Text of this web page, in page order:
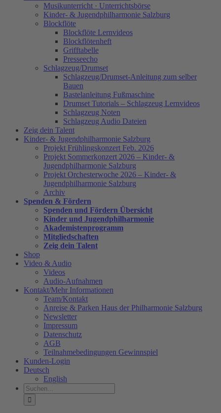
Musikunterricht · Unterrichtsbörse
Kinder- & Jugendphilharmonie Salzburg
Blockflöte
Blockflöte Lernvideos
Blockflötenheft
Grifftabelle
Presseecho
Schlagzeug/Drumset
Schlagzeug/Drumset-Anleitung zum selber
Bauen
Bastelanleitung Fußmaschine
Drumset Tutorials – Schlagzeug Lernvideos
Schlagzeug Noten
Schlagzeug Audio Dateien
Zeig dein Talent
Kinder- & Jugendphilharmonie Salzburg
Projekt Frühlingskonzert Feb. 2026
Projekt Sommerkonzert 2026 – Kinder- &
Jugendphilharmonie Salzburg
Projekt Orchesterwoche 2026 – Kinder- &
Jugendphilharmonie Salzburg
Archiv
Spenden & Fördern
Spenden und Fördern Übersicht
Kinder und Jugendphilharmonie
Akademistenprogramm
Mitgliedschaften
Zeig dein Talent
Shop
Video & Audio
Videos
Audio-Aufnahmen
Kontakt/Mehr Informationen
Team/Kontakt
Anreise & Parken Haus der Philharmonie Salzburg
Newsletter
Impressum
Datenschutz
AGB
Teilnahmebedingungen Gewinnspiel
Kunden-Login
Deutsch
English
Suche
nach: